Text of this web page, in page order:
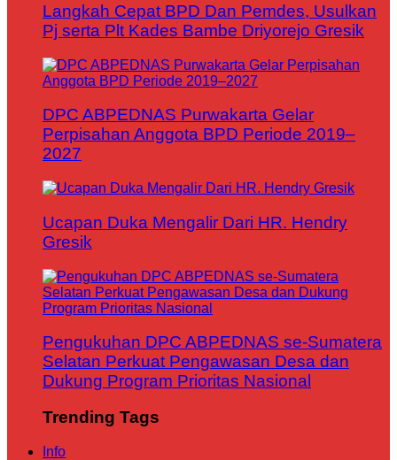
Langkah Cepat BPD Dan Pemdes, Usulkan
Pj serta Plt Kades Bambe Driyorejo Gresik
DPC ABPEDNAS Purwakarta Gelar
Perpisahan Anggota BPD Periode 2019–
2027
Ucapan Duka Mengalir Dari HR. Hendry
Gresik
Pengukuhan DPC ABPEDNAS se-Sumatera
Selatan Perkuat Pengawasan Desa dan
Dukung Program Prioritas Nasional
Trending Tags
Info